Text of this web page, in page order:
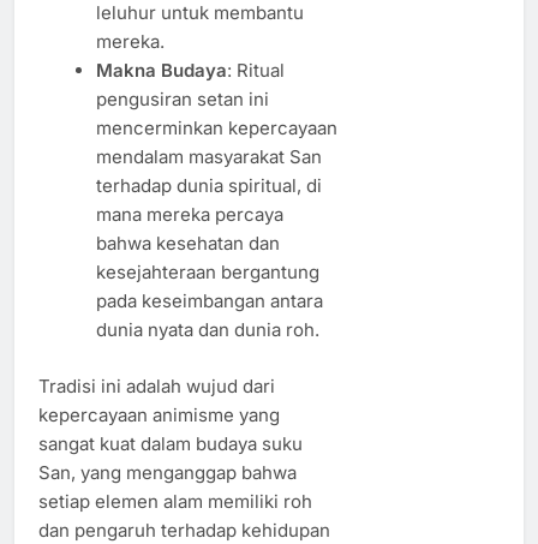
leluhur untuk membantu
mereka.
Makna Budaya: Ritual
pengusiran setan ini
mencerminkan kepercayaan
mendalam masyarakat San
terhadap dunia spiritual, di
mana mereka percaya
bahwa kesehatan dan
kesejahteraan bergantung
pada keseimbangan antara
dunia nyata dan dunia roh.
Tradisi ini adalah wujud dari
kepercayaan animisme yang
sangat kuat dalam budaya suku
San, yang menganggap bahwa
setiap elemen alam memiliki roh
dan pengaruh terhadap kehidupan